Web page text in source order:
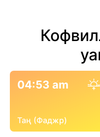
04:53 am
Таң (Фаджр)